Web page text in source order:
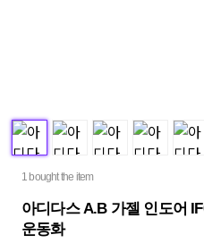
1 bought the item
아디다스 A.B 가젤 인도어
운동화